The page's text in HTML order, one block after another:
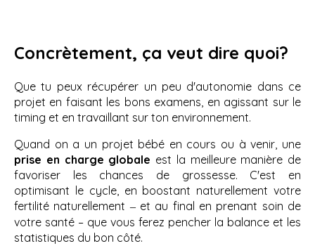
Concrètement, ça veut dire quoi?
Que tu peux récupérer un peu d'autonomie dans ce
projet en faisant les bons examens, en agissant sur le
timing et en travaillant sur ton environnement.
Quand on a un projet bébé en cours ou à venir, une
prise en charge globale est la meilleure manière de
favoriser les chances de grossesse. C'est en
optimisant le cycle, en boostant naturellement votre
fertilité naturellement –et au final en prenant soin de
votre santé – que vous ferez pencher la balance et les
statistiques du bon côté.